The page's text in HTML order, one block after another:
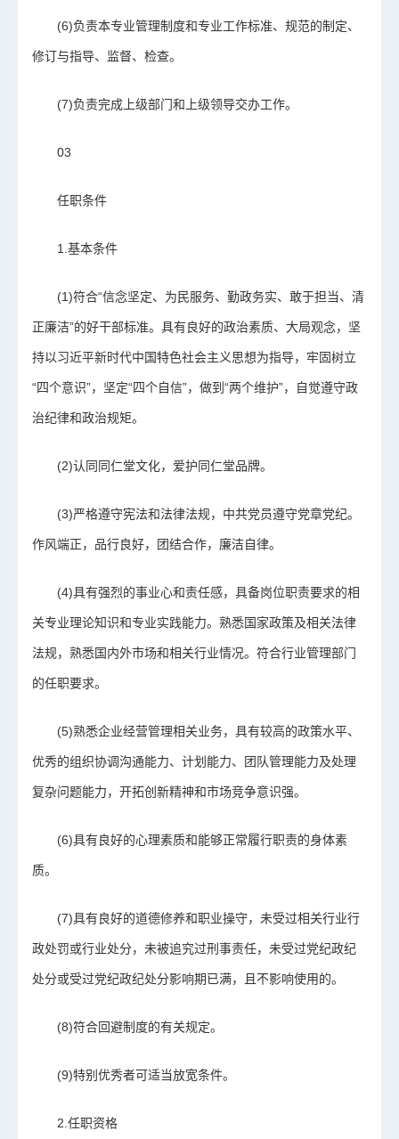
(6)负责本专业管理制度和专业工作标准、规范的制定、
修订与指导、监督、检查。
(7)负责完成上级部门和上级领导交办工作。
03
任职条件
1.基本条件
(1)符合“信念坚定、为民服务、勤政务实、敢于担当、清
正廉洁”的好干部标准。具有良好的政治素质、大局观念，坚
持以习近平新时代中国特色社会主义思想为指导，牢固树立
“四个意识”，坚定“四个自信”，做到“两个维护”，自觉遵守政
治纪律和政治规矩。
(2)认同同仁堂文化，爱护同仁堂品牌。
(3)严格遵守宪法和法律法规，中共党员遵守党章党纪。
作风端正，品行良好，团结合作，廉洁自律。
(4)具有强烈的事业心和责任感，具备岗位职责要求的相
关专业理论知识和专业实践能力。熟悉国家政策及相关法律
法规，熟悉国内外市场和相关行业情况。符合行业管理部门
的任职要求。
(5)熟悉企业经营管理相关业务，具有较高的政策水平、
优秀的组织协调沟通能力、计划能力、团队管理能力及处理
复杂问题能力，开拓创新精神和市场竞争意识强。
(6)具有良好的心理素质和能够正常履行职责的身体素
质。
(7)具有良好的道德修养和职业操守，未受过相关行业行
政处罚或行业处分，未被追究过刑事责任，未受过党纪政纪
处分或受过党纪政纪处分影响期已满，且不影响使用的。
(8)符合回避制度的有关规定。
(9)特别优秀者可适当放宽条件。
2.任职资格